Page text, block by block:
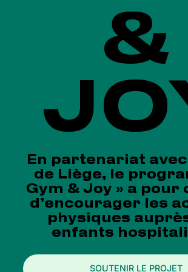
&
En partenariat avec
de Liège, le
Gym & Joy » a pour
d’encourager les
physiques
enfants
SOUTENIR LE PROJET